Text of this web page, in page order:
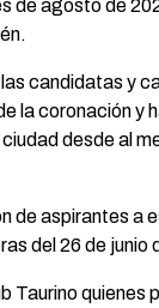
de agosto de
candidatas y
la coronación y
desde al
de aspirantes a
del 26 de junio
Taurino quienes